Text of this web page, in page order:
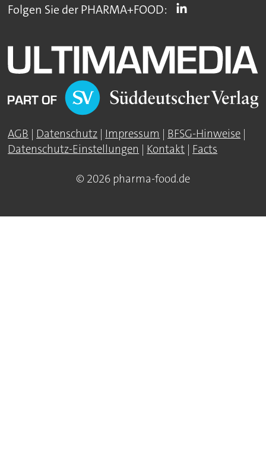
Folgen Sie der PHARMA+FOOD:
AGB | Datenschutz | Impressum | BFSG-Hinweise |
Datenschutz-Einstellungen | Kontakt | Facts
© 2026 pharma-food.de